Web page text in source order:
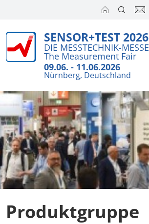
SENSOR+TEST 2026
DIE MESSTECHNIK-MESSE
The Measurement Fair
09.06. - 11.06.2026
Nürnberg, Deutschland
Produktgruppe